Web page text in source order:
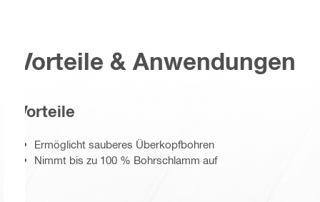
Vorteile & Anwendungen
Vorteile
Ermöglicht sauberes Überkopfbohren
Nimmt bis zu 100 % Bohrschlamm auf